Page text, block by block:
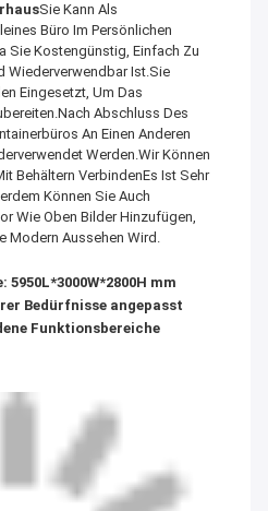
Sie Kann Als
Büro Im Persönlichen
Sie Kostengünstig, Einfach Zu
Wiederverwendbar Ist.Sie
Eingesetzt, Um Das
Abschluss Des
An Einen Anderen
Werden.Wir Können
Behältern VerbindenEs Ist Sehr
Können Sie Auch
Wie Oben Bilder Hinzufügen,
Modern Aussehen Wird.
mm
Bedürfnisse angepasst
Funktionsbereiche